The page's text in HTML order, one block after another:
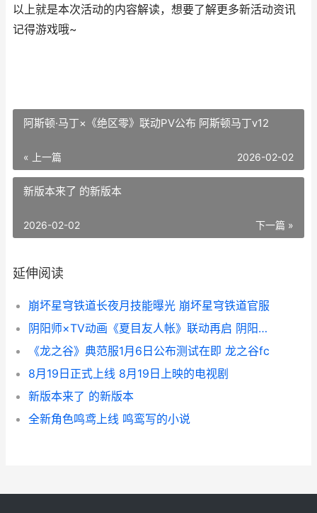
以上就是本次活动的内容解读，想要了解更多新活动资讯
记得游戏哦~
阿斯顿·马丁×《绝区零》联动PV公布 阿斯顿马丁ⅴ12
« 上一篇 2026-02-02
新版本来了 的新版本
下一篇 »
2026-02-02
延伸阅读
崩坏星穹铁道长夜月技能曝光 崩坏星穹铁道官服
阴阳师×TV动画《夏目友人帐》联动再启 阴阳师动画合集
《龙之谷》典范服1月6日公布测试在即 龙之谷fc
8月19日正式上线 8月19日上映的电视剧
新版本来了 的新版本
全新角色鸣鸢上线 鸣鸾写的小说